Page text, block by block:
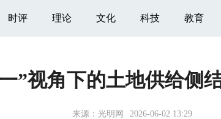
时评 理论 文化 科技 教育
”视角下的土地供给侧
来源： 光明网 2026-06-02 13:29